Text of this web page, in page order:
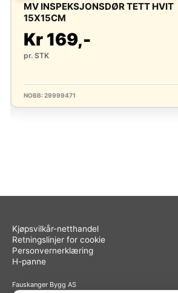
MV INSPEKSJONSDØR TETT HVIT
15X15CM
Kr 169,-
pr. STK
NOBB: 29999471
Kjøpsvilkår-netthandel
Retningslinjer for cookie
Personvernerklæring
H-panne
Fauskanger Bygg AS